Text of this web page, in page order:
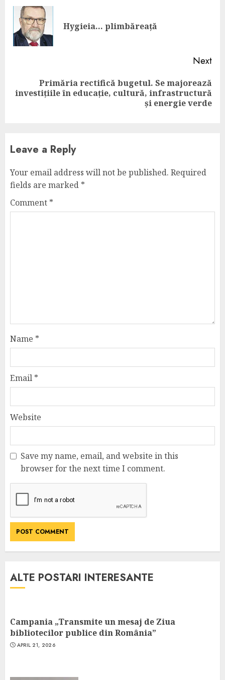
Reading
Hygieia… plimbăreață
Next
Next
Primăria rectifică bugetul. Se majorează
investițiile în educație, cultură, infrastructură
și energie verde
Leave a Reply
Your email address will not be published. Required
fields are marked *
Comment *
Name *
Email *
Website
Save my name, email, and website in this
browser for the next time I comment.
ALTE POSTARI INTERESANTE
Campania „Transmite un mesaj de Ziua
bibliotecilor publice din România”
APRIL 21, 2026